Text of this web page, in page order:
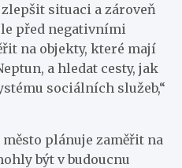
situaci a zároveň
před negativními
na objekty, které mají
a hledat cesty, jak
sociálních služeb,“
plánuje zaměřit na
být v budoucnu